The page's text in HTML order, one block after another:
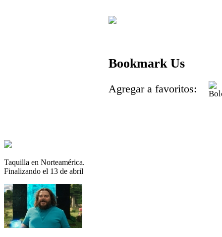
Taquilla en Norteamérica.
Finalizando el 13 de abril
Bookmark Us
Agregar a favoritos: